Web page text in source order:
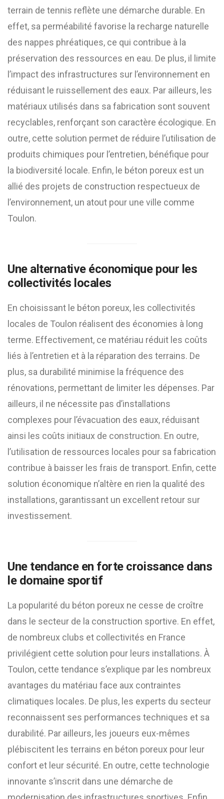
terrain de tennis reflète une démarche durable. En
effet, sa perméabilité favorise la recharge naturelle
des nappes phréatiques, ce qui contribue à la
préservation des ressources en eau. De plus, il limite
l’impact des infrastructures sur l’environnement en
réduisant le ruissellement des eaux. Par ailleurs, les
matériaux utilisés dans sa fabrication sont souvent
recyclables, renforçant son caractère écologique. En
outre, cette solution permet de réduire l’utilisation de
produits chimiques pour l’entretien, bénéfique pour
la biodiversité locale. Enfin, le béton poreux est un
allié des projets de construction respectueux de
l’environnement, un atout pour une ville comme
Toulon.
Une alternative économique pour les
collectivités locales
En choisissant le béton poreux, les collectivités
locales de Toulon réalisent des économies à long
terme. Effectivement, ce matériau réduit les coûts
liés à l’entretien et à la réparation des terrains. De
plus, sa durabilité minimise la fréquence des
rénovations, permettant de limiter les dépenses. Par
ailleurs, il ne nécessite pas d’installations
complexes pour l’évacuation des eaux, réduisant
ainsi les coûts initiaux de construction. En outre,
l’utilisation de ressources locales pour sa fabrication
contribue à baisser les frais de transport. Enfin, cette
solution économique n’altère en rien la qualité des
installations, garantissant un excellent retour sur
investissement.
Une tendance en forte croissance dans
le domaine sportif
La popularité du béton poreux ne cesse de croître
dans le secteur de la construction sportive. En effet,
de nombreux clubs et collectivités en France
privilégient cette solution pour leurs installations. À
Toulon, cette tendance s’explique par les nombreux
avantages du matériau face aux contraintes
climatiques locales. De plus, les experts du secteur
reconnaissent ses performances techniques et sa
durabilité. Par ailleurs, les joueurs eux-mêmes
plébiscitent les terrains en béton poreux pour leur
confort et leur sécurité. En outre, cette technologie
innovante s’inscrit dans une démarche de